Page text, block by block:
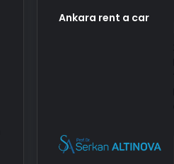
Ankara rent a car